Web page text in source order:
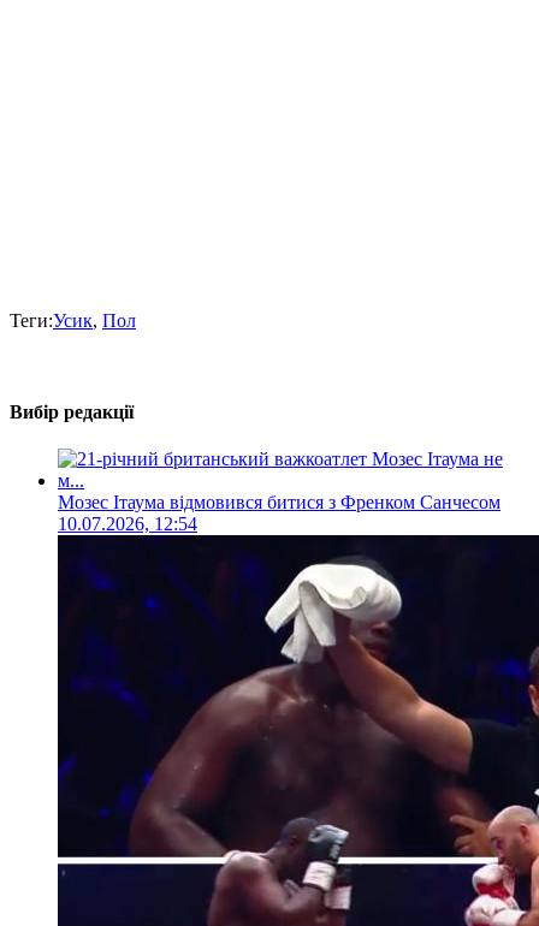
Теги:Усик, Пол
Вибір редакції
Мозес Ітаума відмовився битися з Френком Санчесом
10.07.2026, 12:54